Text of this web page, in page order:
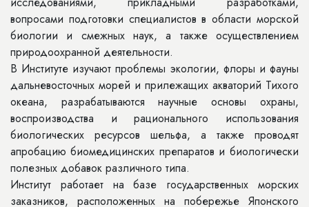
вопросами подготовки специалистов в области морской
биологии и смежных наук, а также осуществлением
природоохранной деятельности.
В Институте изучают проблемы экологии, флоры и фауны
дальневосточных морей и прилежащих акваторий Тихого
океана, разрабатываются научные основы охраны,
воспроизводства и рационального использования
биологических ресурсов шельфа, а также проводят
апробацию биомедицинских препаратов и биологически
полезных добавок различного типа.
Институт работает на базе государственных морских
заказников, расположенных на побережье Японского